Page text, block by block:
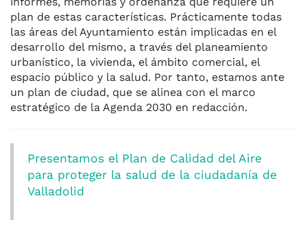
plan de estas características. Prácticamente todas
las áreas del Ayuntamiento están implicadas en el
desarrollo del mismo, a través del planeamiento
urbanístico, la vivienda, el ámbito comercial, el
espacio público y la salud. Por tanto, estamos ante
un plan de ciudad, que se alinea con el marco
estratégico de la Agenda 2030 en redacción.
Presentamos el Plan de Calidad del Aire
para proteger la salud de la ciudadanía de
Valladolid